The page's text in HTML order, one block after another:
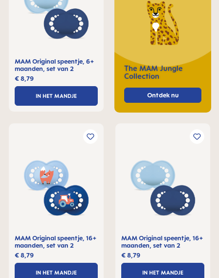
The MAM Jungle
Collection
Ontdek nu
MAM Original speentje, 6+
maanden, set van 2
€ 8,79
IN HET MANDJE
MAM Original speentje, 16+
maanden, set van 2
€ 8,79
IN HET MANDJE
MAM Original speentje, 16+
maanden, set van 2
€ 8,79
IN HET MANDJE